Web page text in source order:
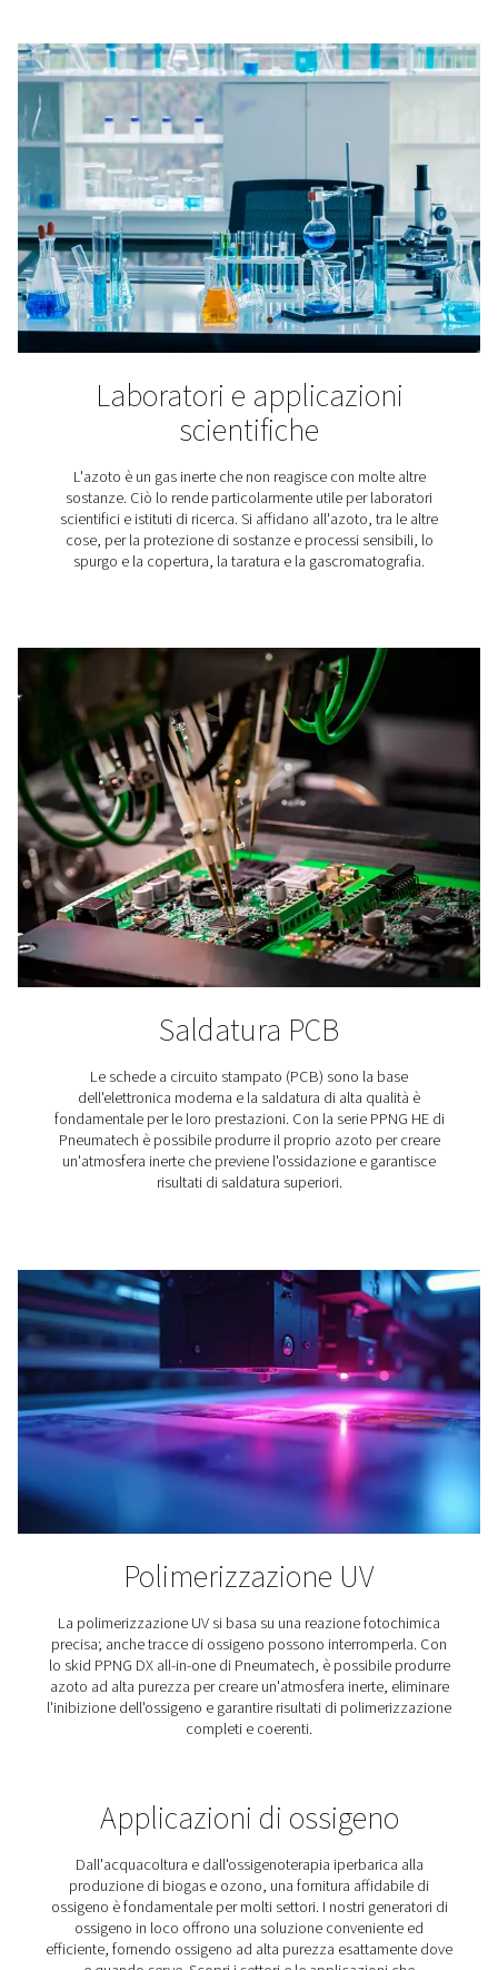
Gonfiaggio di
ha molti vantaggi? Rispetto al gonfiaggio degli
aria, l'utilizzo dell'azoto offre vantaggi per gli
consumo di carburante e la sicurezza del veicolo. Il
migliore per ottenere l'azoto è produrlo in
L'azoto svolge un ruolo essenziale nella produzione
Ecco perché per le aziende vinicole trovare la giusta
di azoto è molto importante.
Verniciatura a spruzzo
L'utilizzo dell'azoto per la verniciatura a spruzzo al
dell'aria compressa offre vantaggi che vanno da un
verniciatura migliore a costi operativi inferiori.